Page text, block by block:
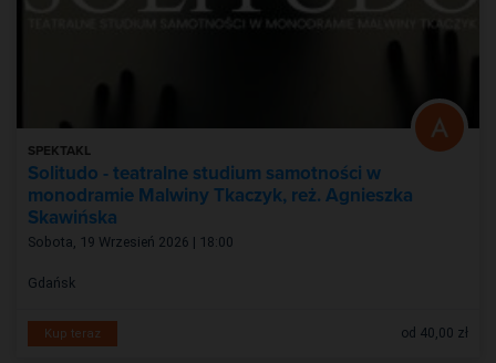
SPEKTAKL
Solitudo - teatralne studium samotności w
monodramie Malwiny Tkaczyk, reż. Agnieszka
Skawińska
Sobota, 19 Wrzesień 2026 | 18:00
Gdańsk
Kup teraz od 40,00 zł